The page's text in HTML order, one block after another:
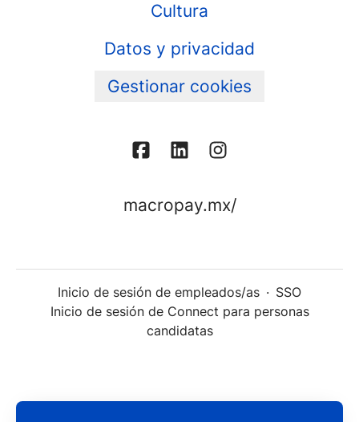
Cultura
Datos y privacidad
Gestionar cookies
macropay.mx/
Inicio de sesión de empleados/as · SSO
Inicio de sesión de Connect para personas
candidatas